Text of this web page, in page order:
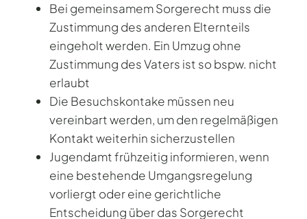
Bei gemeinsamem Sorgerecht muss die
Zustimmung des anderen Elternteils
eingeholt werden. Ein Umzug ohne
Zustimmung des Vaters ist so bspw. nicht
erlaubt
Die Besuchskontake müssen neu
vereinbart werden, um den regelmäßigen
Kontakt weiterhin sicherzustellen
Jugendamt frühzeitig informieren, wenn
eine bestehende Umgangsregelung
vorliergt oder eine gerichtliche
Entscheidung über das Sorgerecht